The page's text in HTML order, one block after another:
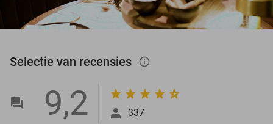
Selectie van recensies info_outlined
9,2 337